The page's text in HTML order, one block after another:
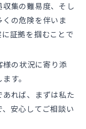
集の難易度、そし
の危険を伴いま
証拠を掴むことで
様の状況に寄り添
す。
れば、まずは私た
安心してご相談い